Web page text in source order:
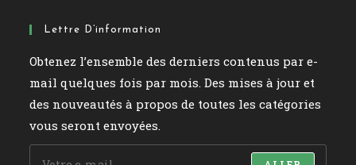
Lettre D’information
Obtenez l’ensemble des derniers contenus par e-
mail quelques fois par mois. Des mises à jour et
des nouveautés à propos de toutes les catégories
vous seront envoyées.